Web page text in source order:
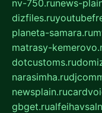
nv-750.runews-
dizfiles.ru
planeta-samara.ru
matrasy-
dotcustoms.ru
narasimha.ru
newsplain.ru
gbget.ru